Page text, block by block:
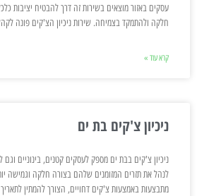
עסקים באזור מוצאים בשירות זה דרך להבטיח יציבות
חלקה ולהתמקד בצמיחה. שירות ניכיון הצ'קים פונה
קרא עוד »
ניכיון צ'קים בת ים
ניכיון צ'קים בבת ים מספק לעסקים קטנים, בינוניים וגם
לנהל את תזרים המזומנים שלהם בצורה חלקה וגמישה
מתבצעות באמצעות צ'קים דחויים, הצורך להמתין